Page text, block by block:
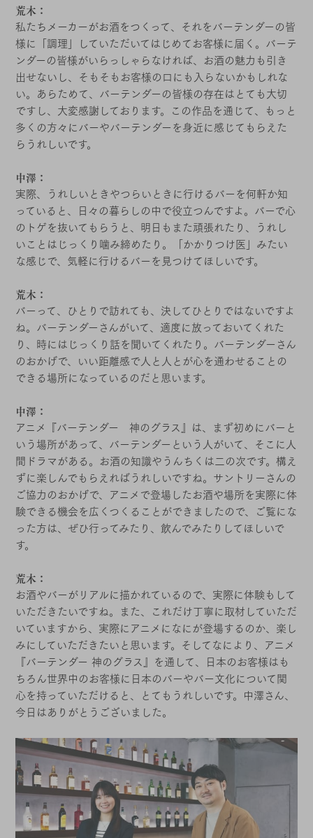
荒木：
私たちメーカーがお酒をつくって、それをバーテンダーの皆
様に「調理」していただいてはじめてお客様に届く。バーテ
ンダーの皆様がいらっしゃらなければ、お酒の魅力も引き
出せないし、そもそもお客様の口にも入らないかもしれな
い。あらためて、バーテンダーの皆様の存在はとても大切
ですし、大変感謝しております。この作品を通じて、もっと
多くの方々にバーやバーテンダーを身近に感じてもらえた
らうれしいです。
中澤：
実際、うれしいときやつらいときに行けるバーを何軒か知
っていると、日々の暮らしの中で役立つんですよ。バーで心
のトゲを抜いてもらうと、明日もまた頑張れたり、うれし
いことはじっくり噛み締めたり。「かかりつけ医」みたい
な感じで、気軽に行けるバーを見つけてほしいです。
荒木：
バーって、ひとりで訪れても、決してひとりではないですよ
ね。バーテンダーさんがいて、適度に放っておいてくれた
り、時にはじっくり話を聞いてくれたり。バーテンダーさん
のおかげで、いい距離感で人と人とが心を通わせることの
できる場所になっているのだと思います。
中澤：
アニメ『バーテンダー 神のグラス』は、まず初めにバーと
いう場所があって、バーテンダーという人がいて、そこに人
間ドラマがある。お酒の知識やうんちくは二の次です。構え
ずに楽しんでもらえればうれしいですね。サントリーさんの
ご協力のおかげで、アニメで登場したお酒や場所を実際に体
験できる機会を広くつくることができましたので、ご覧にな
った方は、ぜひ行ってみたり、飲んでみたりしてほしいで
す。
荒木：
お酒やバーがリアルに描かれているので、実際に体験もして
いただきたいですね。また、これだけ丁寧に取材していただ
いていますから、実際にアニメになにが登場するのか、楽し
みにしていただきたいと思います。そしてなにより、アニメ
『バーテンダー 神のグラス』を通して、日本のお客様はも
ちろん世界中のお客様に日本のバーやバー文化について関
心を持っていただけると、とてもうれしいです。中澤さん、
今日はありがとうございました。